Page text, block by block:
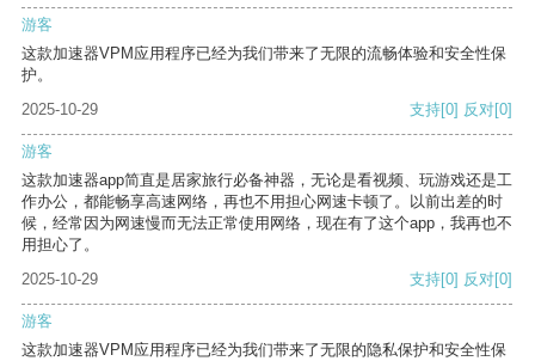
游客
这款加速器VPM应用程序已经为我们带来了无限的流畅体验和安全性保
护。
2025-10-29
支持[0] 反对[0]
游客
这款加速器app简直是居家旅行必备神器，无论是看视频、玩游戏还是工
作办公，都能畅享高速网络，再也不用担心网速卡顿了。以前出差的时
候，经常因为网速慢而无法正常使用网络，现在有了这个app，我再也不
用担心了。
2025-10-29
支持[0] 反对[0]
游客
这款加速器VPM应用程序已经为我们带来了无限的隐私保护和安全性保